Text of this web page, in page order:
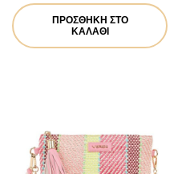
ΠΡΟΣΘΉΚΗ ΣΤΟ
ΚΑΛΆΘΙ